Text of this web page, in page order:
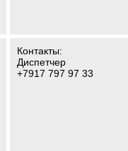
Контакты:
Диспетчер
+7917 797 97 33